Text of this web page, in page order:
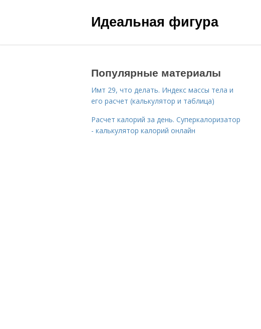
Идеальная фигура
Популярные материалы
Имт 29, что делать. Индекс массы тела и
его расчет (калькулятор и таблица)
Расчет калорий за день. Суперкалоризатор
- калькулятор калорий онлайн